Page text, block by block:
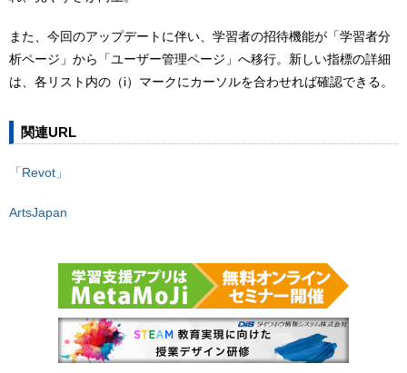
また、今回のアップデートに伴い、学習者の招待機能が「学習者分
析ページ」から「ユーザー管理ページ」へ移行。新しい指標の詳細
は、各リスト内の（i）マークにカーソルを合わせれば確認できる。
関連URL
「Revot」
ArtsJapan